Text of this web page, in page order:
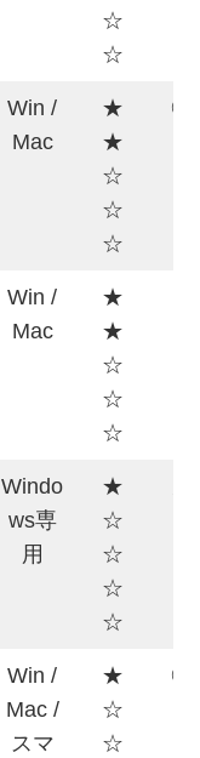
☆
☆
Win /
Mac
★
★
☆
☆
☆
◎
Win /
Mac
★
★
☆
☆
☆
Windo
ws専
用
★
☆
☆
☆
☆
Win /
Mac /
スマ
★
☆
☆
◎